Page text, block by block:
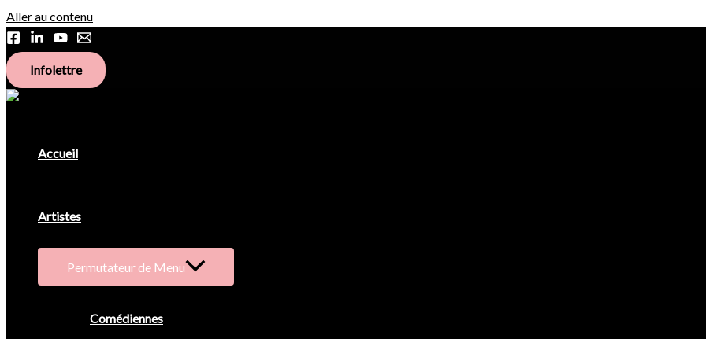
Aller au contenu
Infolettre
Accueil
Artistes
Permutateur de Menu
Comédiennes